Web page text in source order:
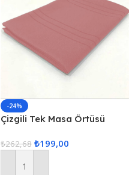
-24%
Çizgili Tek Masa Örtüsü
₺262,68 ₺199,00
Sepete Ekle